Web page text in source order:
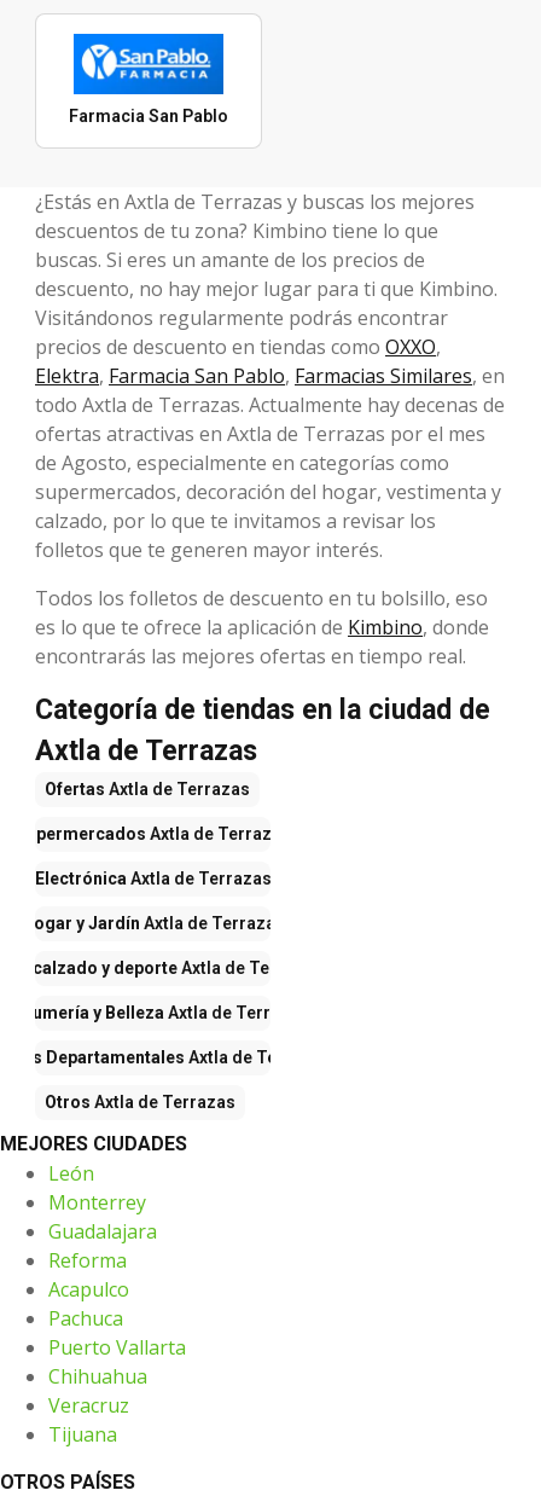
Farmacia San Pablo
¿Estás en Axtla de Terrazas y buscas los mejores
descuentos de tu zona? Kimbino tiene lo que
buscas. Si eres un amante de los precios de
descuento, no hay mejor lugar para ti que Kimbino.
Visitándonos regularmente podrás encontrar
precios de descuento en tiendas como OXXO,
Elektra, Farmacia San Pablo, Farmacias Similares, en
todo Axtla de Terrazas. Actualmente hay decenas de
ofertas atractivas en Axtla de Terrazas por el mes
de Agosto, especialmente en categorías como
supermercados, decoración del hogar, vestimenta y
calzado, por lo que te invitamos a revisar los
folletos que te generen mayor interés.
Todos los folletos de descuento en tu bolsillo, eso
es lo que te ofrece la aplicación de Kimbino, donde
encontrarás las mejores ofertas en tiempo real.
Categoría de tiendas en la ciudad de
Axtla de Terrazas
Ofertas Axtla de Terrazas
Supermercados Axtla de Terrazas
ElectrónicaAxtla de Terrazas
Hogar y Jardín Axtla de Terrazas
calzado y deporteAxtla de Terrazas
y BellezaAxtla de Terrazas
Departamentales Axtla de Terrazas
Otros Axtla de Terrazas
MEJORES CIUDADES
León
Monterrey
Guadalajara
Reforma
Acapulco
Pachuca
Puerto Vallarta
Chihuahua
Veracruz
Tijuana
OTROS PAÍSES